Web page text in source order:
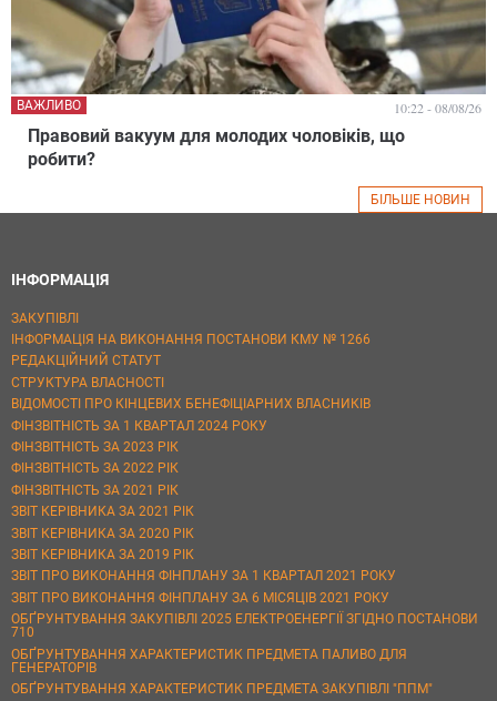
Правовий вакуум для молодих чоловіків, що
робити?
ВАЖЛИВО 10:22 - 08/08/26
БІЛЬШЕ НОВИН
ІНФОРМАЦІЯ
ЗАКУПІВЛІ
ІНФОРМАЦІЯ НА ВИКОНАННЯ ПОСТАНОВИ КМУ № 1266
РЕДАКЦІЙНИЙ СТАТУТ
СТРУКТУРА ВЛАСНОСТІ
ВІДОМОСТІ ПРО КІНЦЕВИХ БЕНЕФІЦІАРНИХ ВЛАСНИКІВ
ФІНЗВІТНІСТЬ ЗА 1 КВАРТАЛ 2024 РОКУ
ФІНЗВІТНІСТЬ ЗА 2023 РІК
ФІНЗВІТНІСТЬ ЗА 2022 РІК
ФІНЗВІТНІСТЬ ЗА 2021 РІК
ЗВІТ КЕРІВНИКА ЗА 2021 РІК
ЗВІТ КЕРІВНИКА ЗА 2020 РІК
ЗВІТ КЕРІВНИКА ЗА 2019 РІК
ЗВІТ ПРО ВИКОНАННЯ ФІНПЛАНУ ЗА 1 КВАРТАЛ 2021 РОКУ
ЗВІТ ПРО ВИКОНАННЯ ФІНПЛАНУ ЗА 6 МІСЯЦІВ 2021 РОКУ
ОБҐРУНТУВАННЯ ЗАКУПІВЛІ 2025 ЕЛЕКТРОЕНЕРГІЇ ЗГІДНО ПОСТАНОВИ
710
ОБҐРУНТУВАННЯ ХАРАКТЕРИСТИК ПРЕДМЕТА ПАЛИВО ДЛЯ
ГЕНЕРАТОРІВ
ОБҐРУНТУВАННЯ ХАРАКТЕРИСТИК ПРЕДМЕТА ЗАКУПІВЛІ "ППМ"